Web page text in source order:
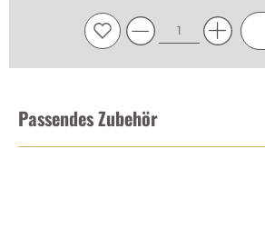
Passendes Zubehör